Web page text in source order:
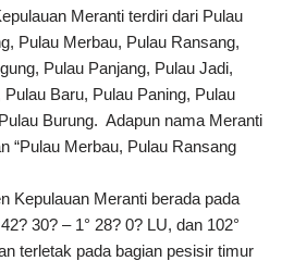
Meranti terdiri dari Pulau
Pulau Merbau, Pulau Ransang,
Pulau Panjang, Pulau Jadi,
Baru, Pulau Paning, Pulau
Burung. Adapun nama Meranti
“Pulau Merbau, Pulau Ransang
Kepulauan Meranti berada pada
30? – 1° 28? 0? LU, dan 102°
terletak pada bagian pesisir timur